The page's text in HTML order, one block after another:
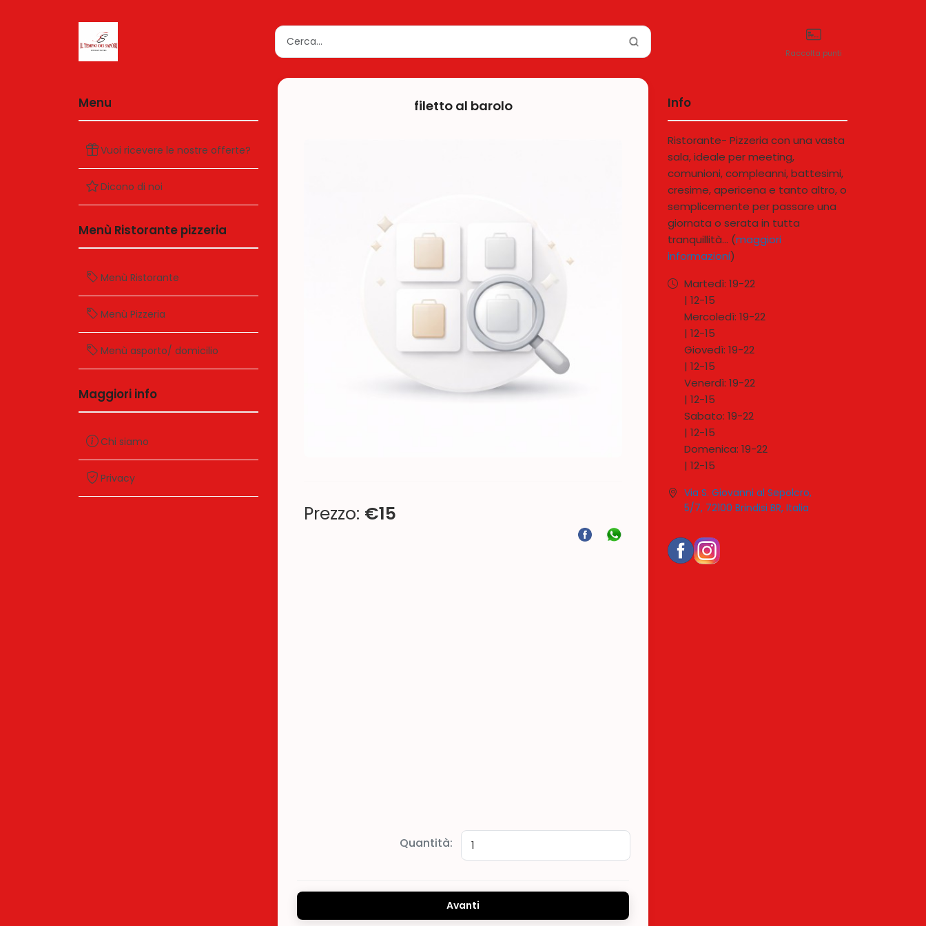
Raccolta punti
Menu
Vuoi ricevere le nostre offerte?
Dicono di noi
Menù Ristorante pizzeria
Menù Ristorante
Menù Pizzeria
Menù asporto/ domicilio
Maggiori info
Chi siamo
Privacy
filetto al barolo
Prezzo: €15
Quantità:
Avanti
Info
Ristorante- Pizzeria con una vasta
sala, ideale per meeting,
comunioni, compleanni, battesimi,
cresime, apericena e tanto altro, o
semplicemente per passare una
giornata o serata in tutta
tranquillità... (maggiori
informazioni)
Martedì: 19-22
| 12-15
Mercoledì: 19-22
| 12-15
Giovedì: 19-22
| 12-15
Venerdì: 19-22
| 12-15
Sabato: 19-22
| 12-15
Domenica: 19-22
| 12-15
Via S. Giovanni al Sepolcro,
5/7, 72100 Brindisi BR, Italia